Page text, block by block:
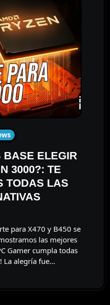
BASE ELEGIR
3000?: TE
TODAS LAS
las mejores
Gamer cumpla todas
La alegría fue…